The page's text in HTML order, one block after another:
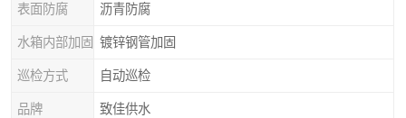
表面防腐 沥青防腐
水箱内部加固 镀锌钢管加固
巡检方式 自动巡检
品牌 致佳供水